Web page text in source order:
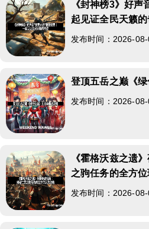
《封神榜3》好声
起见证全民天籁
发布时间：2026-
登顶五岳之巅《
发布时间：2026-
《霍格沃兹之遗
之驹任务的全方
发布时间：2026-